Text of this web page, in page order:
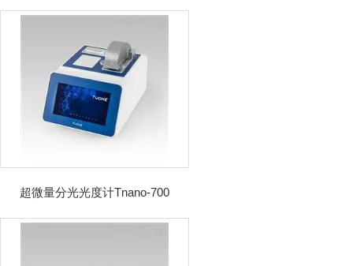
超微量分光光度计Tnano-700